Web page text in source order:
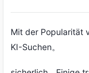
Mit der Popularität
KI-Suchen。